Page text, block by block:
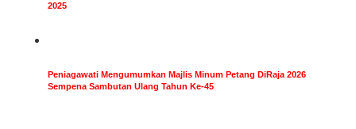
2025
Peniagawati Mengumumkan Majlis Minum Petang DiRaja 2026
Sempena Sambutan Ulang Tahun Ke-45